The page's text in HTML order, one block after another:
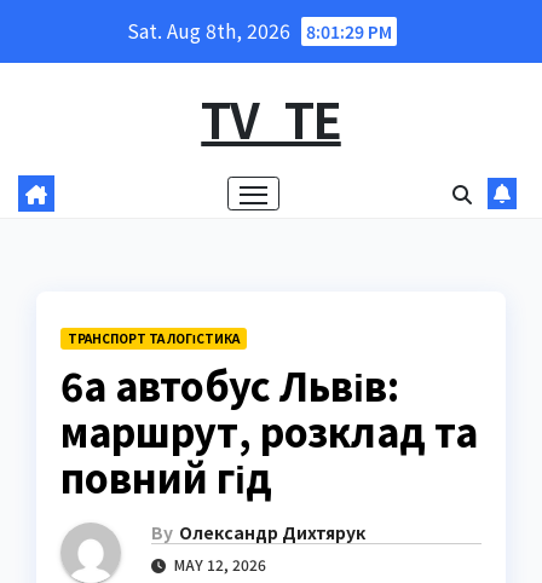
Sat. Aug 8th, 2026 8:01:30 PM
TV_TE
ТРАНСПОРТ ТА ЛОГІСТИКА
6а автобус Львів:
маршрут, розклад та
повний гід
By Олександр Дихтярук
MAY 12, 2026